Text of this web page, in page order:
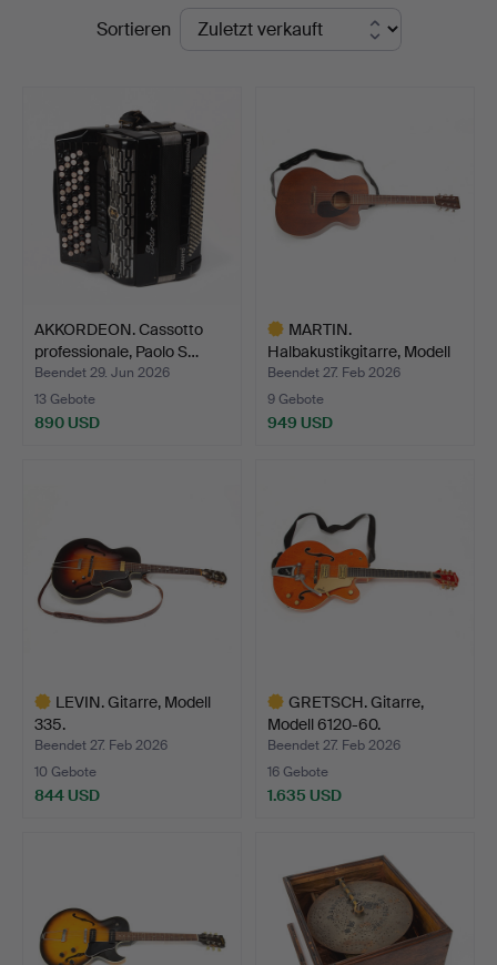
EndpreiseSortieren
AKKORDEON. Cassotto
professionale, Paolo S…
Beendet 29. Jun 2026
13 Gebote
890 USD
MARTIN.
Halbakustikgitarre, Modell
OMC-15M…
Beendet 27. Feb 2026
9 Gebote
949 USD
LEVIN. Gitarre, Modell
335.
Beendet 27. Feb 2026
10 Gebote
844 USD
GRETSCH. Gitarre,
Modell 6120-60.
Beendet 27. Feb 2026
16 Gebote
1.635 USD